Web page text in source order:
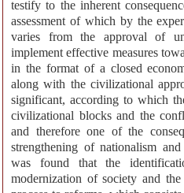
testify to the inherent
assessment of which by the
varies from the approval of
implement effective measures
in the format of a closed
along with the civilizational
significant, according to which
civilizational blocks and the
and therefore one of the
strengthening of nationalism
was found that the
modernization of society and